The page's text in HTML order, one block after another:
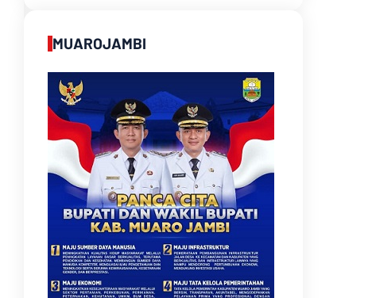
MUAROJAMBI